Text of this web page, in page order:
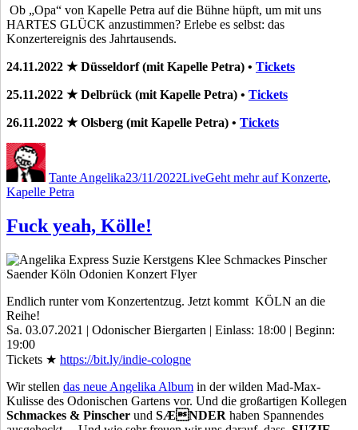
Ob „Opa“ von Kapelle Petra auf die Bühne hüpft, um mit uns
HARTES GLÜCK anzustimmen? Erlebe es selbst: das
Konzertereignis des Jahrtausends.
24.11.2022 ★ Düsseldorf (mit Kapelle Petra) • Tickets
25.11.2022 ★ Delbrück (mit Kapelle Petra) • Tickets
26.11.2022 ★ Olsberg (mit Kapelle Petra) • Tickets
Autor
Tante Angelika23/11/2022LiveGeht mehr auf Konzerte,
Kapelle Petra
Fuck yeah, Kölle!
Endlich runter vom Konzertentzug. Jetzt kommt KÖLN an die
Reihe!
Sa. 03.07.2021 | Odonischer Biergarten | Einlass: 18:00 | Beginn:
19:00
Tickets ★ https://bit.ly/indie-cologne
Wir stellen das neue Angelika Album in der wilden Mad-Max-
Kulisse des Odonischen Gartens vor. Und die großartigen Kollegen
Schmackes & Pinscher und SÆNDER haben Spannendes